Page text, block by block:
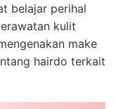
belajar perihal
kulit
make
hairdo terkait